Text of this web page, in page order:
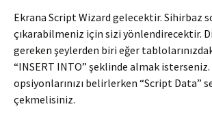
Ekrana Script Wizard gelecektir. Sihirbaz
çıkarabilmeniz için sizi yönlendirecektir.
gereken şeylerden biri eğer
“INSERT INTO” şeklinde almak
opsiyonlarınızı belirlerken “Script Data”
çekmelisiniz.